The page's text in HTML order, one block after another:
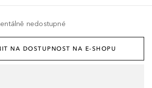
nedostupné
NA DOSTUPNOST NA E-SHOPU